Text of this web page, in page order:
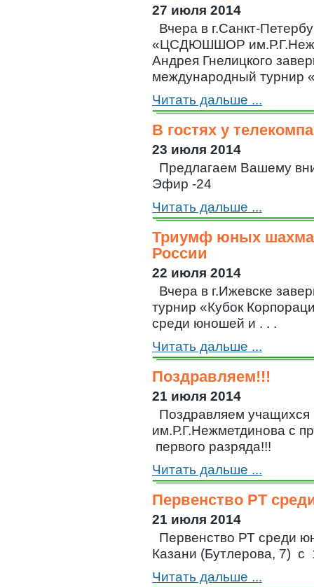
27 июля 2014
Вчера в г.Санкт-
«ЦСДЮШШОР
Андрея Гнелицкого
международный турнир
Читать дальше ...
В гостях у
23 июля 2014
Предлагаем Вашему
Эфир -24
Читать дальше ...
Триумф юных
России
22 июля 2014
Вчера в г.Ижевске
турнир «Кубок
среди юношей и . . .
Читать дальше ...
Поздравляем!!!
21 июля 2014
Поздравляем
им.Р.Г.Нежметдинова с
первого разряда!!!
Читать дальше ...
Первенство РТ
21 июля 2014
Первенство РТ среди
Казани (Бутлерова, 7) с
Читать дальше ...